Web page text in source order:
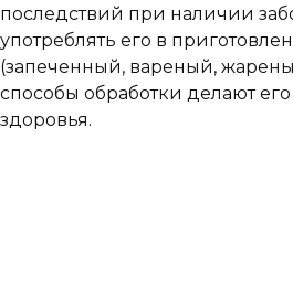
последствий при наличии
употреблять его в
(запеченный, вареный,
способы обработки делают
здоровья.